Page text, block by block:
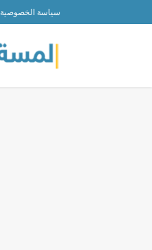
سياسة الخصوصية